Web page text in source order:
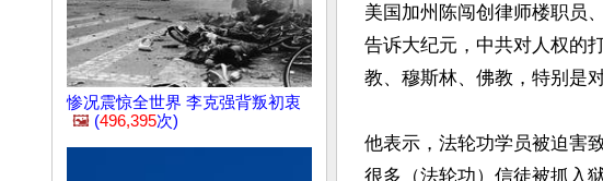
惨况震惊全世界 李克强背叛初衷
🖼️ (496,395次)
美国加州陈闯创律师楼职员
告诉大纪元，中共对人权的
教、穆斯林、佛教，特别是
他表示，法轮功学员被迫害
很多（法轮功）信徒被抓入